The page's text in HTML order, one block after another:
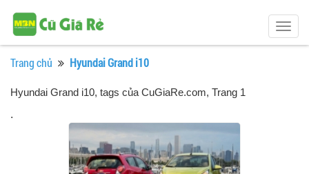
Trang chủ Hyundai Grand i10
Hyundai Grand i10, tags của CuGiaRe.com, Trang 1
.